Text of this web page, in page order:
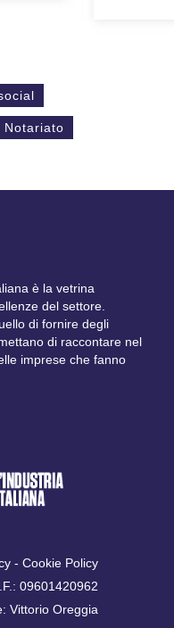
Notariato
è la vetrina
del settore.
di fornire degli
di raccontare nel
imprese che fanno
- Cookie Policy
09601420962
Vittorio Oreggia